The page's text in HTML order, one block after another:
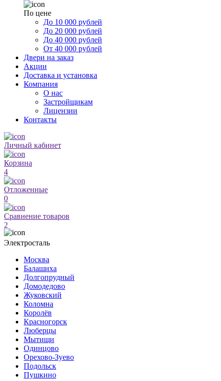
По цене
До 10 000 рублей
До 20 000 рублей
До 40 000 рублей
От 40 000 рублей
Двери на заказ
Акции
Доставка и установка
Компания
О нас
Застройщикам
Лицензии
Контакты
Личный кабинет
Корзина
4
Отложенные
0
Сравнение товаров
2
Электросталь
Москва
Балашиха
Долгопрудный
Домодедово
Жуковский
Коломна
Королёв
Красногорск
Люберцы
Мытищи
Одинцово
Орехово-Зуево
Подольск
Пушкино